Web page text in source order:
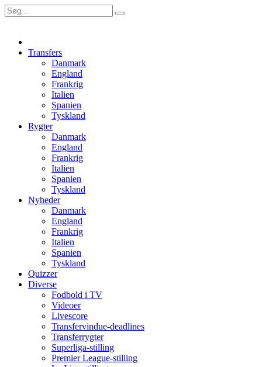
Transfers
Danmark
England
Frankrig
Italien
Spanien
Tyskland
Rygter
Danmark
England
Frankrig
Italien
Spanien
Tyskland
Nyheder
Danmark
England
Frankrig
Italien
Spanien
Tyskland
Quizzer
Diverse
Fodbold i TV
Videoer
Livescore
Transfervindue-deadlines
Transferrygter
Superliga-stilling
Premier League-stilling